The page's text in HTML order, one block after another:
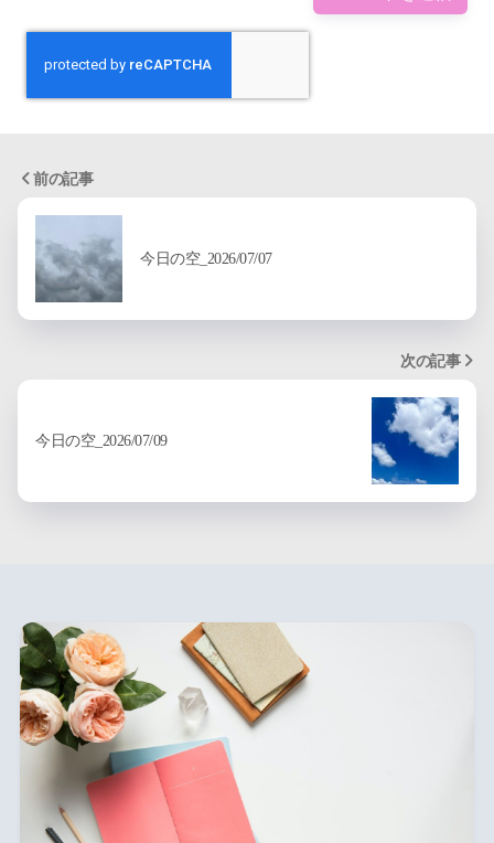
前の記事
今日の空_2026/07/07
次の記事
今日の空_2026/07/09